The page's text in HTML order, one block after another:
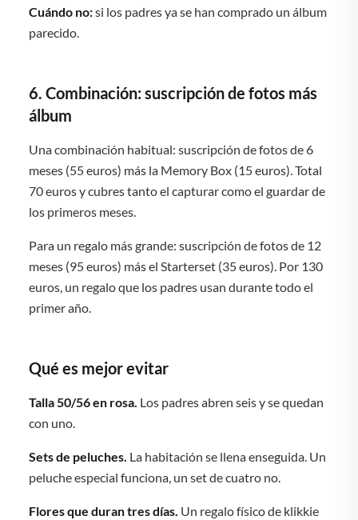
Cuándo no:si los padres ya se han comprado un álbum
parecido.
6. Combinación: suscripción de fotos más
álbum
Una combinación habitual: suscripción de fotos de 6
meses (55 euros) más la Memory Box (15 euros). Total
70 euros y cubres tanto el capturar como el guardar de
los primeros meses.
Para un regalo más grande: suscripción de fotos de 12
meses (95 euros) más el Starterset (35 euros). Por 130
euros, un regalo que los padres usan durante todo el
primer año.
Qué es mejor evitar
Talla 50/56 en rosa. Los padres abren seis y se quedan
con uno.
Sets de peluches. La habitación se llena enseguida. Un
peluche especial funciona, un set de cuatro no.
Flores que duran tres días. Un regalo físico de klikkie